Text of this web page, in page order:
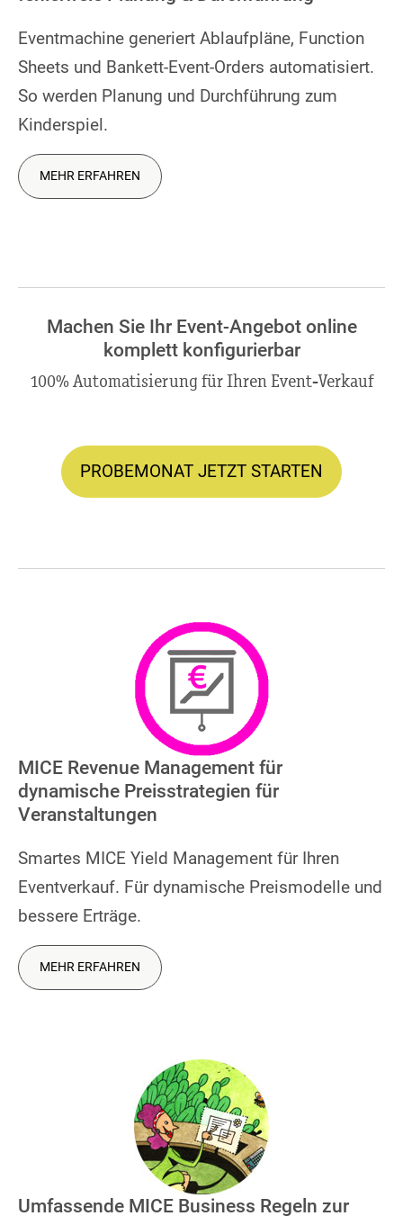
Eventmachine generiert Ablaufpläne, Function
Sheets und Bankett-Event-Orders automatisiert.
So werden Planung und Durchführung zum
Kinderspiel.
MEHR ERFAHREN
Machen Sie Ihr Event-Angebot online
komplett konfigurierbar
100% Automatisierung für Ihren Event-Verkauf
PROBEMONAT JETZT STARTEN
MICE Revenue Management für
dynamische Preisstrategien für
Veranstaltungen
Smartes MICE Yield Management für Ihren
Eventverkauf. Für dynamische Preismodelle und
bessere Erträge.
MEHR ERFAHREN
Umfassende MICE Business Regeln zur